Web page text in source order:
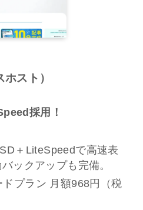
スト）
採用！
＋LiteSpeedで高速表
ックアップも完備。
ドプラン 月額968円（税